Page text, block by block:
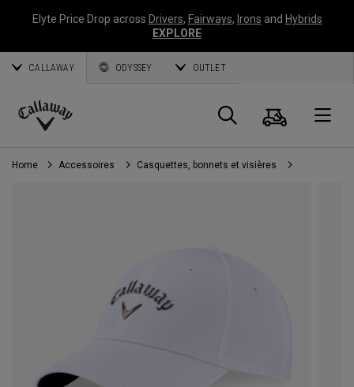
Elyte Price Drop across Drivers, Fairways, Irons and Hybrids
EXPLORE
CALLAWAY ODYSSEY OUTLET
Callaway
Golf
Panier
Home Accessoires Casquettes, bonnets et visières